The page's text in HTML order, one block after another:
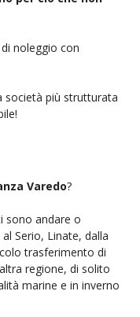
noleggio con
società più strutturata
Varedo?
sono andare o
Serio, Linate, dalla
trasferimento di
regione, di solito
marine e in inverno